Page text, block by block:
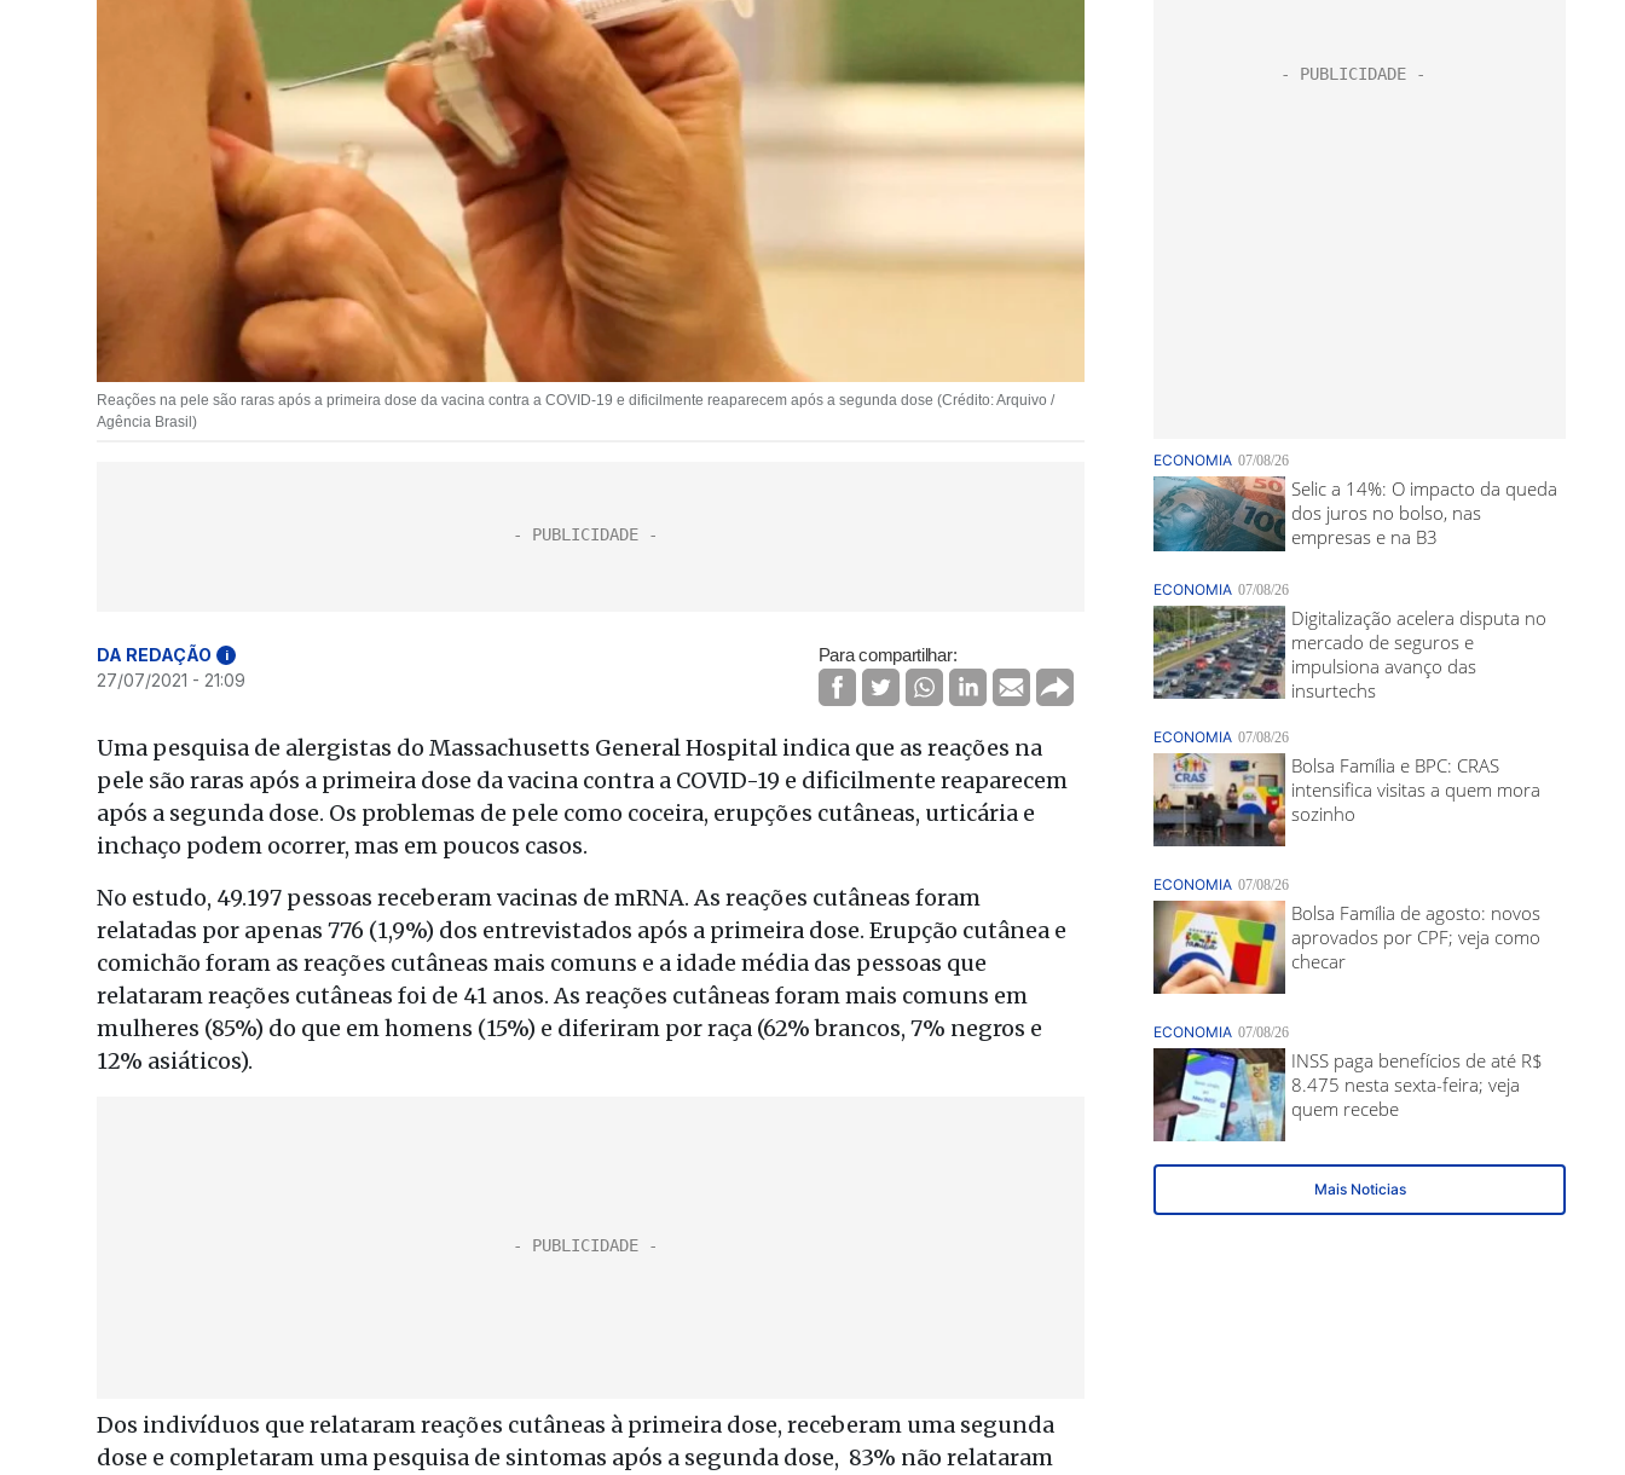
Reações na pele são raras após a primeira dose da vacina contra a COVID-19 e dificilmente reaparecem após a segunda dose (Crédito: Arquivo /
Agência Brasil)
DA REDAÇÃO i
27/07/2021 - 21:09
Para compartilhar:
Uma pesquisa de alergistas do Massachusetts General Hospital indica que as reações na
pele são raras após a primeira dose da vacina contra a COVID-19 e dificilmente reaparecem
após a segunda dose. Os problemas de pele como coceira, erupções cutâneas, urticária e
inchaço podem ocorrer, mas em poucos casos.
No estudo, 49.197 pessoas receberam vacinas de mRNA. As reações cutâneas foram
relatadas por apenas 776 (1,9%) dos entrevistados após a primeira dose. Erupção cutânea e
comichão foram as reações cutâneas mais comuns e a idade média das pessoas que
relataram reações cutâneas foi de 41 anos. As reações cutâneas foram mais comuns em
mulheres (85%) do que em homens (15%) e diferiram por raça (62% brancos, 7% negros e
12% asiáticos).
Dos indivíduos que relataram reações cutâneas à primeira dose, receberam uma segunda
dose e completaram uma pesquisa de sintomas após a segunda dose, 83% não relataram